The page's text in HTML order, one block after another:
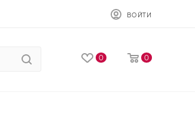
ВОЙТИ
0 0